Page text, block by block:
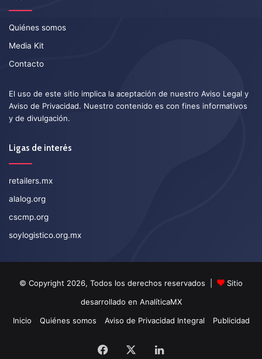
Quiénes somos
Media Kit
Contacto
El uso de este sitio implica la aceptación de nuestro Aviso Legal y
Aviso de Privacidad. Nuestro contenido es con fines informativos
y de divulgación.
Ligas de interés
retailers.mx
alalog.org
cscmp.org
soylogistico.org.mx
© Copyright 2026, Todos los derechos reservados |
Sitio
desarrollado en AnalíticaMX
Inicio
Quiénes somos Aviso de Privacidad Integral Publicidad
Facebook LinkedIn